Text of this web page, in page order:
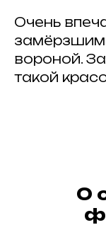
Очень
вороной.
такой
О